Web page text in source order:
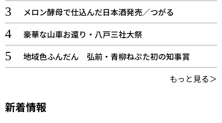
メロン酵母で仕込んだ日本酒発売／つがる
豪華な山車お還り・八戸三社大祭
地域色ふんだん 弘前・青柳ねぷた初の知事賞
もっと見る＞
新着情報